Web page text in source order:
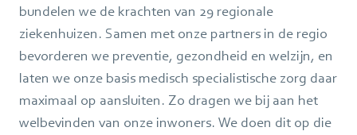
bundelen we de krachten van 29 regionale
ziekenhuizen. Samen met onze partners in de regio
bevorderen we preventie, gezondheid en welzijn, en
laten we onze basis medisch specialistische zorg daar
maximaal op aansluiten. Zo dragen we bij aan het
welbevinden van onze inwoners. We doen dit op die